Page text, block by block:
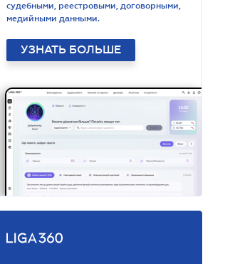
судебными, реестровыми, договорными,
медийными данными.
УЗНАТЬ БОЛЬШЕ